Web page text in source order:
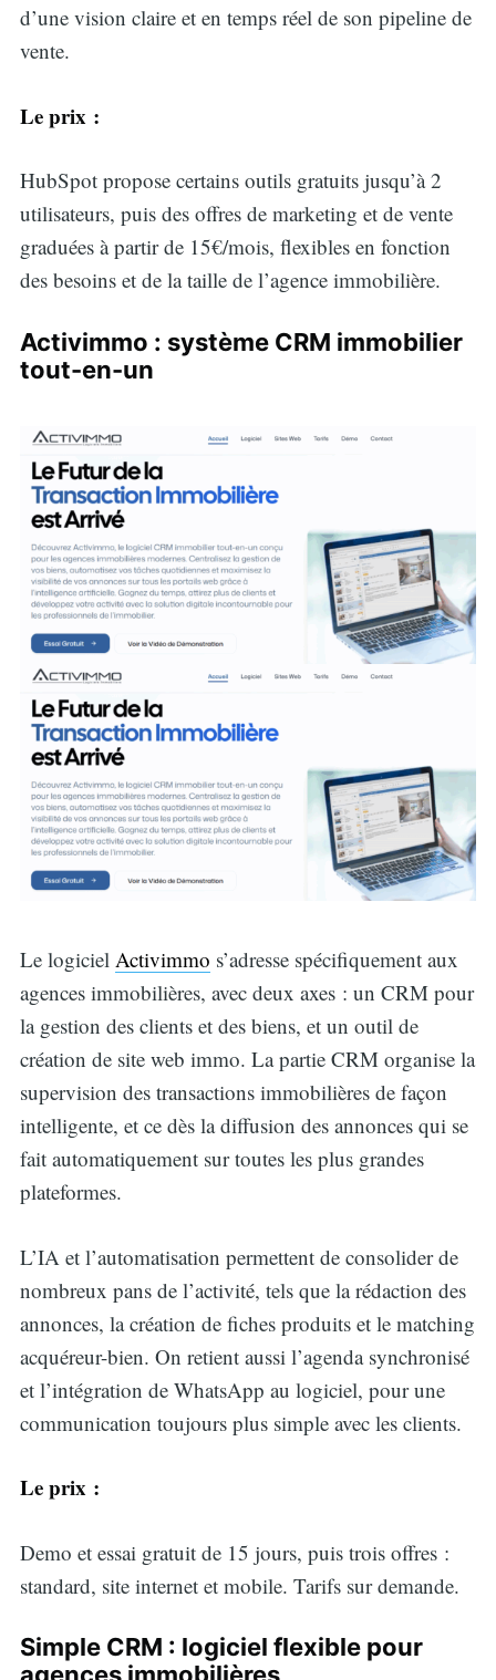
d’une vision claire et en temps réel de son pipeline de
vente.
Le prix :
HubSpot propose certains outils gratuits jusqu’à 2
utilisateurs, puis des offres de marketing et de vente
graduées à partir de 15€/mois, flexibles en fonction
des besoins et de la taille de l’agence immobilière.
Activimmo : système CRM immobilier
tout-en-un
Le logiciel Activimmo s’adresse spécifiquement aux
agences immobilières, avec deux axes : un CRM pour
la gestion des clients et des biens, et un outil de
création de site web immo. La partie CRM organise la
supervision des transactions immobilières de façon
intelligente, et ce dès la diffusion des annonces qui se
fait automatiquement sur toutes les plus grandes
plateformes.
L’IA et l’automatisation permettent de consolider de
nombreux pans de l’activité, tels que la rédaction des
annonces, la création de fiches produits et le matching
acquéreur-bien. On retient aussi l’agenda synchronisé
et l’intégration de WhatsApp au logiciel, pour une
communication toujours plus simple avec les clients.
Le prix :
Demo et essai gratuit de 15 jours, puis trois offres :
standard, site internet et mobile. Tarifs sur demande.
Simple CRM : logiciel flexible pour
Search